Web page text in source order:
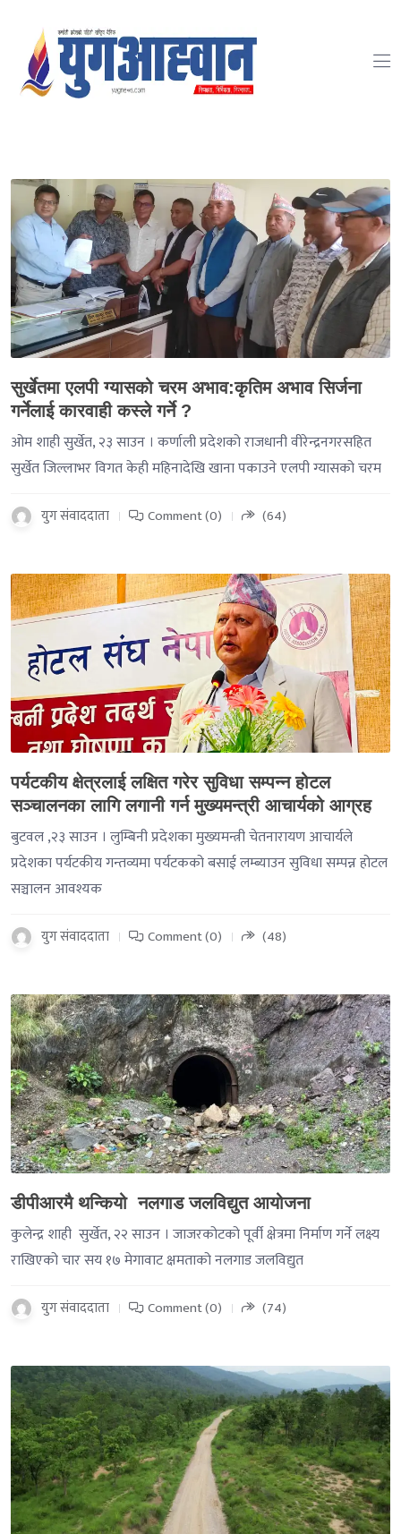
सुर्खेतमा एलपी ग्यासको चरम अभाव:कृतिम अभाव सिर्जना
गर्नेलाई कारवाही कस्ले गर्ने ?
ओम शाही सुर्खेत, २३ साउन । कर्णाली प्रदेशको राजधानी वीरेन्द्रनगरसहित
सुर्खेत जिल्लाभर विगत केही महिनादेखि खाना पकाउने एलपी ग्यासको चरम
युग संवाददाता Comment (0) (64)
-->
पर्यटकीय क्षेत्रलाई लक्षित गरेर सुविधा सम्पन्न होटल
सञ्चालनका लागि लगानी गर्न मुख्यमन्त्री आचार्यको आग्रह
बुटवल ,२३ साउन । लुम्बिनी प्रदेशका मुख्यमन्त्री चेतनारायण आचार्यले
प्रदेशका पर्यटकीय गन्तव्यमा पर्यटकको बसाई लम्ब्याउन सुविधा सम्पन्न होटल
सञ्चालन आवश्यक
युग संवाददाता Comment (0) (48)
डीपीआरमै थन्कियो नलगाड जलविद्युत आयोजना
कुलेन्द्र शाही सुर्खेत, २२ साउन । जाजरकोटको पूर्वी क्षेत्रमा निर्माण गर्ने लक्ष्य
राखिएको चार सय १७ मेगावाट क्षमताको नलगाड जलविद्युत
युग संवाददाता Comment (0) (74)